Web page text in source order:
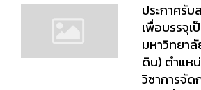
ประกาศรั
เพื่อบรรจุ
มหาวิทยา
ดิน) ตำแห
วิชาการจั